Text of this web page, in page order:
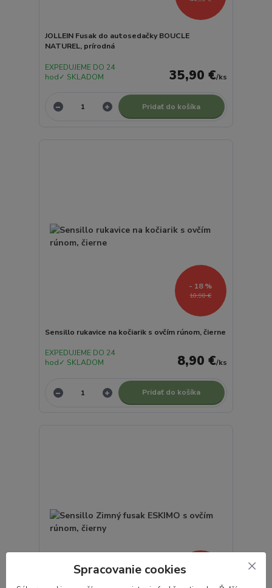
JOLLEIN Fusak do autosedačky BOUCLE
NATUREL, prírodná
35,90 €/ks
EXPEDUJEME DO 24
hod✓ SKLADOM
Pridať do košíka
10,90 €
- 18 %
Sensillo rukavice na kočiarik s ovčím rúnom, čierne
8,90 €/ks
EXPEDUJEME DO 24
hod✓ SKLADOM
Pridať do košíka
Spracovanie cookies